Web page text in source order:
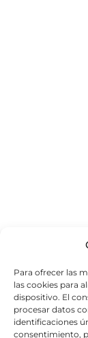
Para ofrecer las
las cookies para
dispositivo. El
procesar datos
identificaciones
consentimiento,